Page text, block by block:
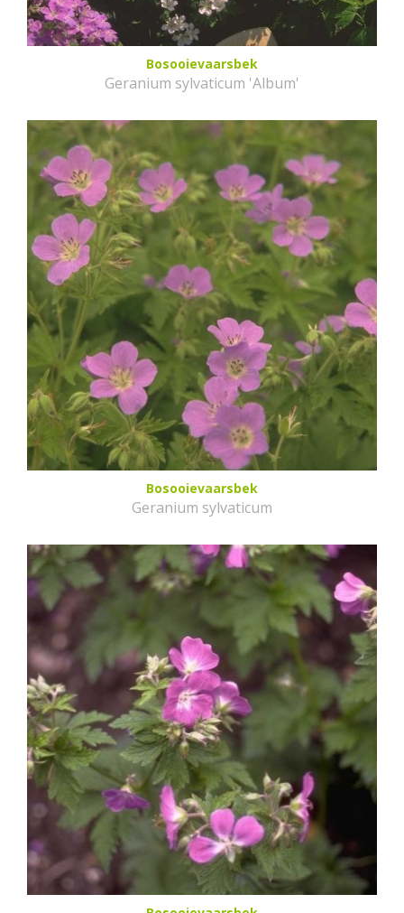
Bosooievaarsbek
Geranium sylvaticum 'Album'
Bosooievaarsbek
Geranium sylvaticum